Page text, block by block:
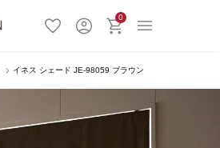
0
イネス シェード JE-98059 ブラウン